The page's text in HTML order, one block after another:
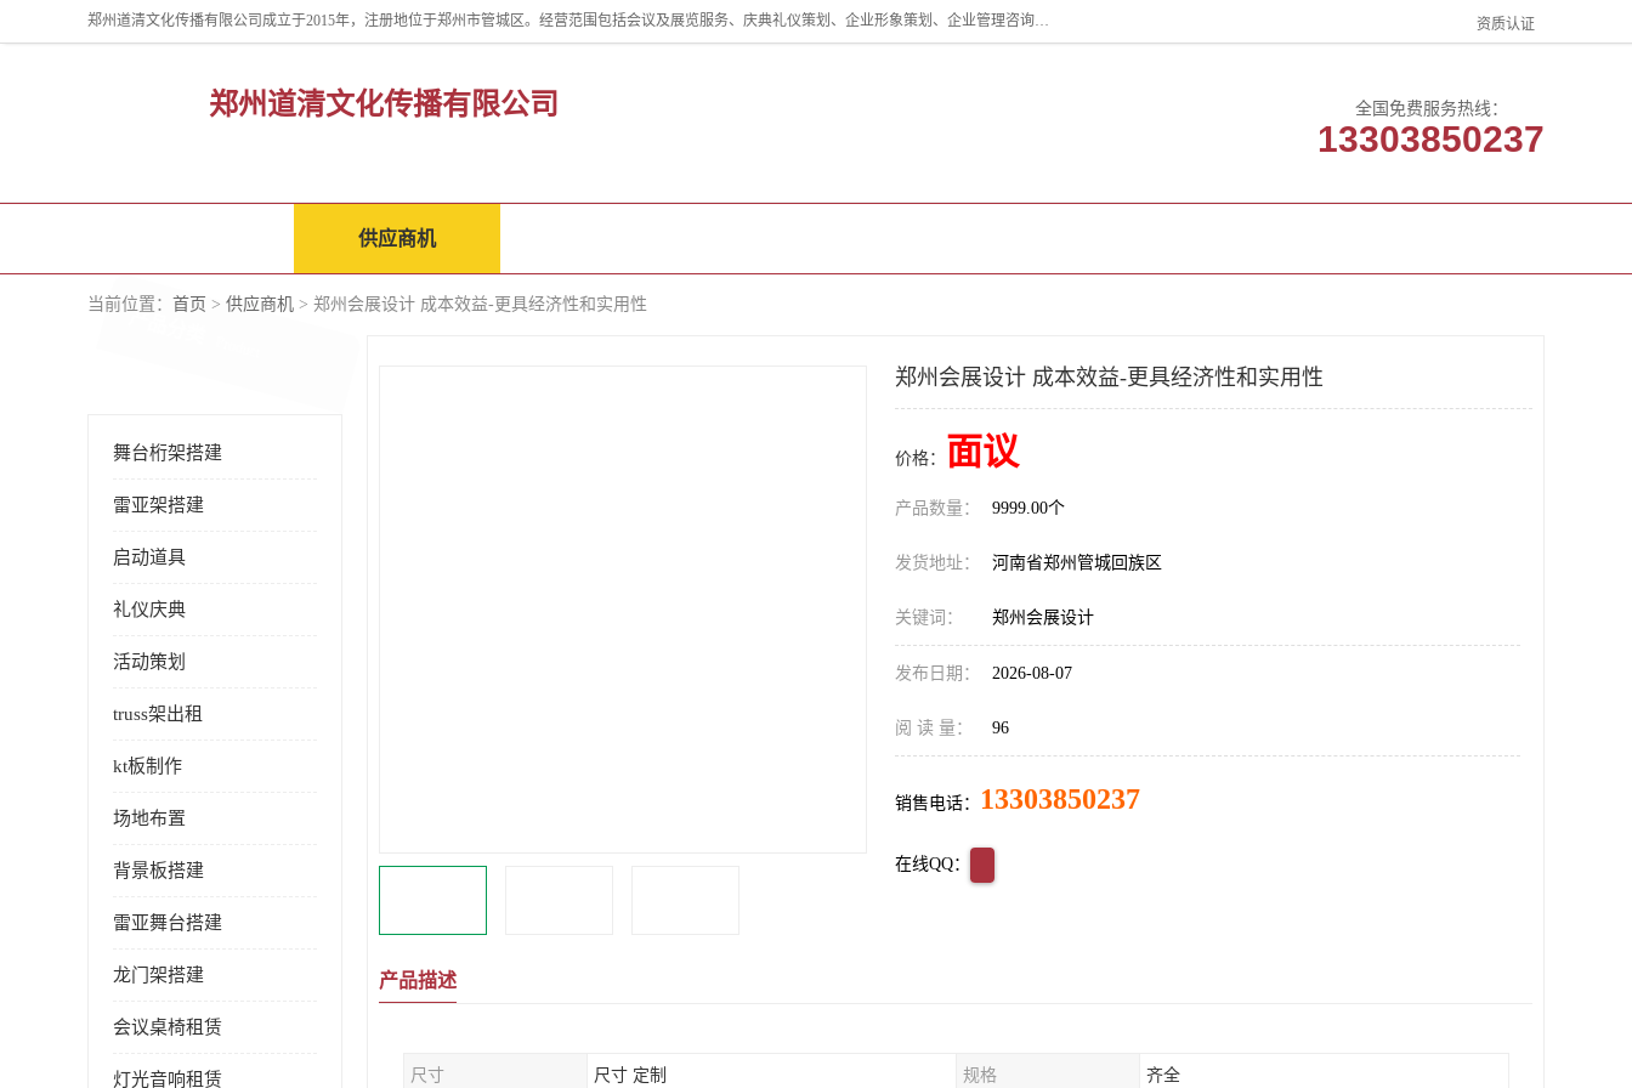
郑州道清文化传播有限公司成立于2015年，注册地位于郑州市管城区。经营范围包括会议及展览服务、庆典礼仪策划、企业形象策划、企业管理咨询、计算机图文设计、制作等。主要产品服务有：舞台桁架搭建，背景板搭建，灯光音响，雷亚舞台搭建、龙门架搭建、会议桌椅租赁、灯光音响租赁、空飘出租、气柱拱门租赁、喷绘写真制作、kt板制作。 资质认证
郑州道清文化传播有限公司 全国免费服务热线：
13303850237
供应商机
当前位置： 首页 > 供应商机 > 郑州会展设计 成本效益-更具经济性和实用性
舞台桁架搭建
雷亚架搭建
启动道具
礼仪庆典
活动策划
truss架出租
kt板制作
场地布置
背景板搭建
雷亚舞台搭建
龙门架搭建
会议桌椅租赁
灯光音响租赁
郑州会展设计 成本效益-更具经济性和实用性
价格： 面议
产品数量： 9999.00个
发货地址： 河南省郑州管城回族区
关键词： 郑州会展设计
发布日期： 2026-08-07
阅 读 量： 96
销售电话： 13303850237
在线QQ：
产品描述
尺寸 尺寸 定制 规格 齐全